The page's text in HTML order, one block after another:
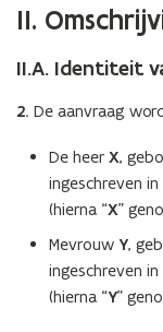
II.
II.A. Identiteit
2. De aanvraag
De heer X,
ingeschreven
(hierna “X”
Mevrouw Y,
ingeschreven
(hierna “Y”